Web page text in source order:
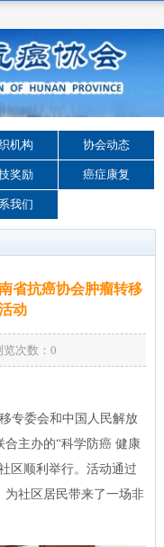
机构 协会动态
奖励 癌症康复
我们
省抗癌协会肿瘤转移
动
次数：0
专委会和中国人民解放
主办的“科学防癌 健康
区顺利举行。活动通过
为社区居民带来了一场非